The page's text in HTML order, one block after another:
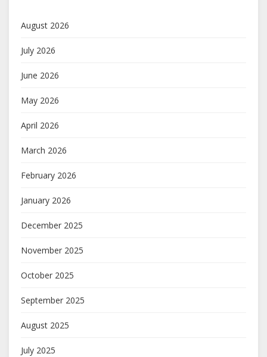
August 2026
July 2026
June 2026
May 2026
April 2026
March 2026
February 2026
January 2026
December 2025
November 2025
October 2025
September 2025
August 2025
July 2025